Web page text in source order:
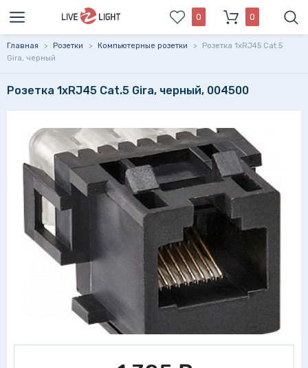
0 0
Главная > Розетки > Компьютерные розетки >
Розетка 1xRJ45 Cat.5
Gira, черный
Розетка 1xRJ45 Cat.5 Gira, черный, 004500